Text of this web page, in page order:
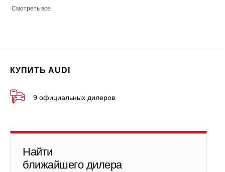
Смотреть все
КУПИТЬ AUDI
9 официальных дилеров
Найти
ближайшего дилера